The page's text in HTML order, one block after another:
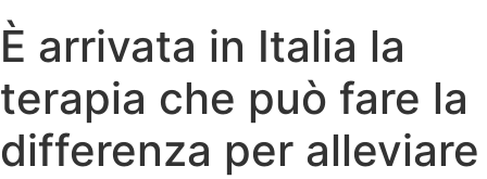
È arrivata in Italia la
terapia che può fare la
differenza per alleviare